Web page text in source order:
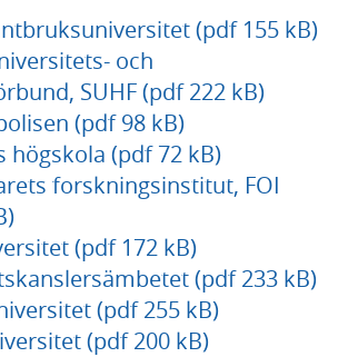
(pdf 155 kB)
och
SUHF (pdf 222 kB)
(pdf 98 kB)
högskola (pdf 72 kB)
forskningsinstitut, FOI
(pdf 172 kB)
(pdf 233 kB)
(pdf 255 kB)
(pdf 200 kB)